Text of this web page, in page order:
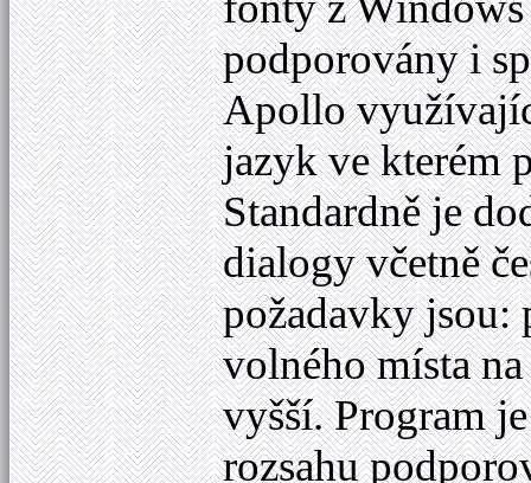
podporovány i
Apollo
jazyk ve kterém
Standardně je
dialogy včetně
požadavky
volného místa
vyšší. Program
rozsahu